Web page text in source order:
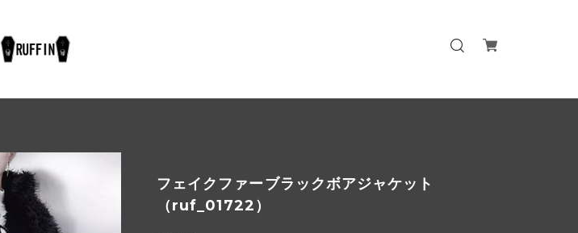
フェイクファーブラックボアジャケット
（ruf_01722）